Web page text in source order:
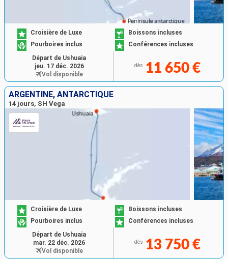
Croisière de Luxe
Boissons incluses
Pourboires inclus
Conférences incluses
dès 11 650 €
Départ de Ushuaia
jeu. 17 déc. 2026
Vol disponible
ARGENTINE, ANTARCTIQUE
14 jours, SH Vega
Croisière de Luxe
Boissons incluses
Pourboires inclus
Conférences incluses
dès 13 750 €
Départ de Ushuaia
mar. 22 déc. 2026
Vol disponible